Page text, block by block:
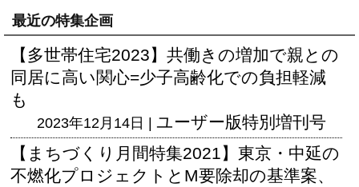
最近の特集企画
【多世帯住宅2023】共働きの増加で親との
同居に高い関心=少子高齢化での負担軽減
も
2023年12月14日 | ユーザー版特別増刊号
【まちづくり月間特集2021】東京・中延の
不燃化プロジェクトとM要除却の基準案、